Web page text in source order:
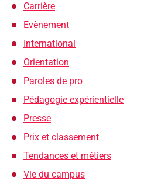
Carrière
Evènement
International
Orientation
Paroles de pro
Pédagogie expérientielle
Presse
Prix et classement
Tendances et métiers
Vie du campus